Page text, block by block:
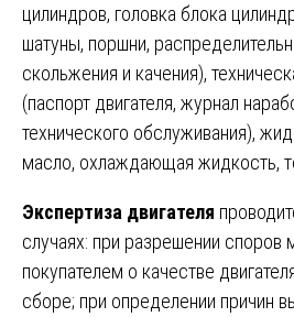
цилиндров, головка блока
шатуны, поршни,
скольжения и качения),
(паспорт двигателя, журнал
технического обслуживания),
масло, охлаждающая жидкость,
Экспертиза двигателя
случаях: при разрешении
покупателем о качестве
сборе; при определении причин